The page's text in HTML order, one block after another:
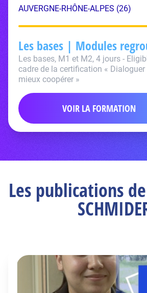
AUVERGNE-RHÔNE-ALPES (26)
Les bases | Modules
Les bases, M1 et M2, 4 jours -
cadre de la certification « Dialoguer
mieux coopérer »
VOIR LA FORMATION
Les publications